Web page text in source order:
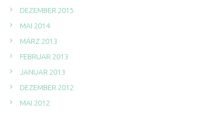
DEZEMBER 2015
MAI 2014
MÄRZ 2013
FEBRUAR 2013
JANUAR 2013
DEZEMBER 2012
MAI 2012